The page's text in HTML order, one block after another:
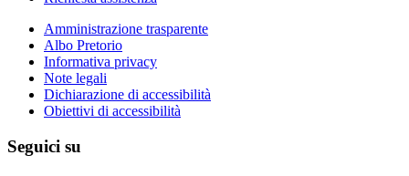
Amministrazione trasparente
Albo Pretorio
Informativa privacy
Note legali
Dichiarazione di accessibilità
Obiettivi di accessibilità
Seguici su